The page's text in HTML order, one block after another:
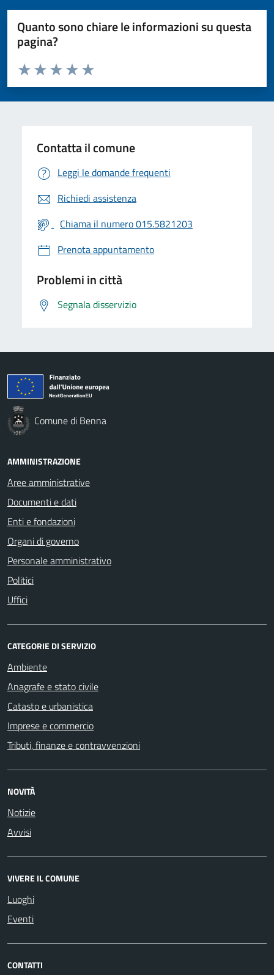
Quanto sono chiare le informazioni su questa
pagina?
Valuta da 1 a 5 stelle la pagina
Valuta 5 stelle su 5
Valuta 4 stelle su 5
Valuta 3 stelle su 5
Valuta 2 stelle su 5
Valuta 1 stelle su 5
Contatta il comune
Leggi le domande frequenti
Richiedi assistenza
Chiama il numero 015.5821203
Prenota appuntamento
Problemi in città
Segnala disservizio
Comune di Benna
AMMINISTRAZIONE
Aree amministrative
Documenti e dati
Enti e fondazioni
Organi di governo
Personale amministrativo
Politici
Uffici
CATEGORIE DI SERVIZIO
Ambiente
Anagrafe e stato civile
Catasto e urbanistica
Imprese e commercio
Tributi, finanze e contravvenzioni
NOVITÀ
Notizie
Avvisi
VIVERE IL COMUNE
Luoghi
Eventi
CONTATTI